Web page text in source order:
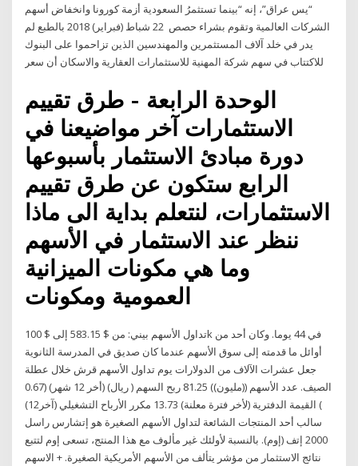
“يس عراق”، إنه “بينما تستثمرُ السعودية أزمة كورونا وانخفاض أسهم
الشركات العالمية وتقوم بشراء حصص 22 شباط (فبراير) 2018 بالطبع لم
يدر في خلد آلاف المستثمرين والمهندسين الذين تزاحموا على البنوك
الوحدة الرابعة - طرق تقييم
الاستثمارات آخر مواضيعنا في
دورة مبادئ الاستثمار بأسبوعها
الرابع ستكون عن طرق تقييم
الاستثمارات، لنتعلم بداية الى ماذا
ننظر عند الاستثمار في الأسهم
وما هي مكونات الميزانية
العمومية ومكونات
تداول الأسهم بيني: من $ 583.15 إلى $ 100k في 44 يوما. وكان أحد من
أوائل ما قدمته إلى سوق الأسهم عندما كان صديق في المدرسة الثانوية
جعل عشرات الآلاف من الدولارات يوم تداول الأسهم قرش خلال عطلة
الصيف. عدد الأسهم ((مليون)) 81.25 ربح السهم ( ريال) (أخر 12 شهر) (0.67
) القيمة الدفترية (لأخر فترة معلنة) 13.73 مكرر الأرباح التشغيلي (آخر12)
سالب أحد المنتجات الشائعة لتداول الأسهم الصغيرة هو إتشارس راسل
2000 إتف (إوم). بالنسبة لأولئك غير مألوف مع هذا المنتج، تسعى إوم لتتبع
نتائج الاستثمار من مؤشر يتألف من الأسهم الأمريكية الصغيرة. + الاسهم